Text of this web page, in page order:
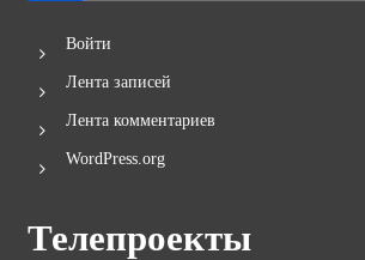
Войти
Лента записей
Лента комментариев
WordPress.org
Телепроекты